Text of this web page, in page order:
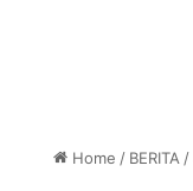
Home / BERITA /